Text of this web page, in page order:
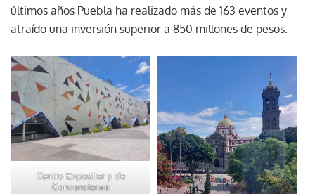
últimos años Puebla ha realizado más de 163 eventos y
atraído una inversión superior a 850 millones de pesos.
Centro Expositor y de
Convenciones